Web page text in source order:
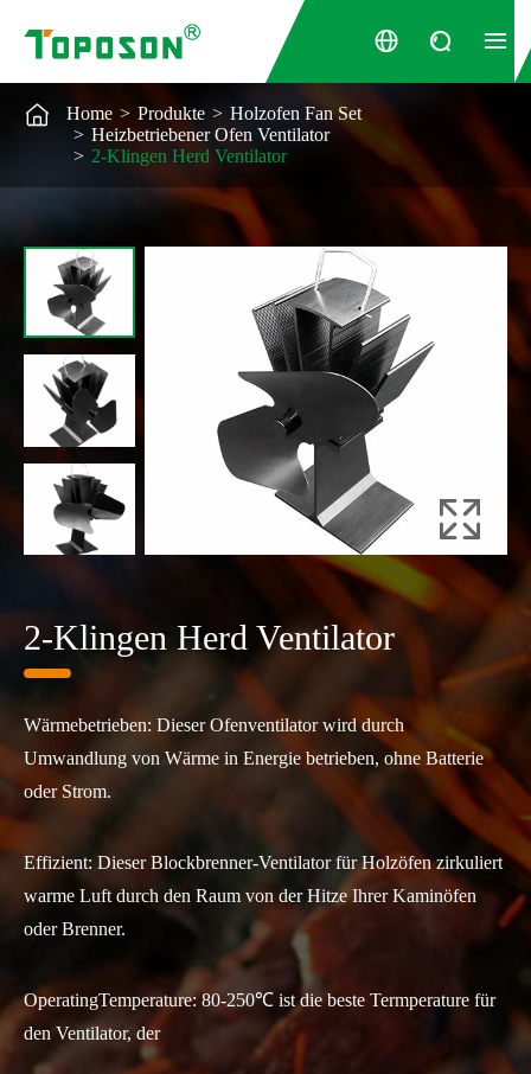
  

2-Klingen Herd Ventilator
Wärmebetrieben: Dieser Ofenventilator wird durch
Umwandlung von Wärme in Energie betrieben, ohne Batterie
oder Strom.
Effizient: Dieser Blockbrenner-Ventilator für Holzöfen zirkuliert
warme Luft durch den Raum von der Hitze Ihrer Kaminöfen
oder Brenner.
OperatingTemperature: 80-250℃ ist die beste Termperature für
den Ventilator, der
 Home Produkte
Holzofen Fan Set
Heizbetriebener Ofen Ventilator
2-Klingen Herd Ventilator